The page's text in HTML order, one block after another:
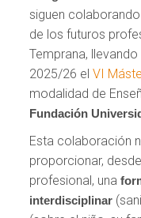
siguen
de los futuros
Temprana,
2025/26 elVI
modalidad de
Fundación
Esta colaboración
proporcionar,
profesional, una
interdisciplinar